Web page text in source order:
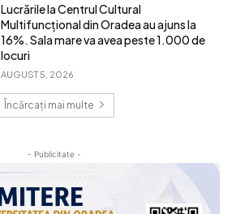
Lucrările la Centrul Cultural
Multifuncțional din Oradea au ajuns la
16%. Sala mare va avea peste 1.000 de
locuri
AUGUST 5, 2026
Încărcați mai multe
- Publicitate -